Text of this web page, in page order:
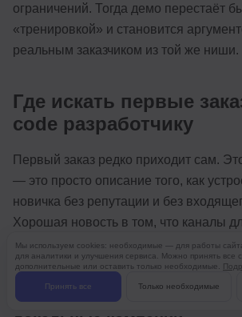
ограничений. Тогда демо перестаёт
«тренировкой» и становится
реальным заказчиком из той же ниши.
Где искать первые
code разработчику
Первый заказ редко приходит сам.
— это просто описание того, как
новичка без репутации и без
Хорошая новость в том, что каналы
задач существуют, они работают — но
своя логика, своя скорость и свои
Ближний круг, малый бизнес
Мы используем cookies: необходимые — для работы
для аналитики и улучшения сервиса. Можно принять все
дополнительные или оставить только необходимые.
Принять все Только необходимые